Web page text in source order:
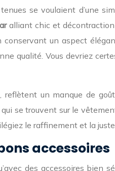
se voulaient d’une
alliant chic et
un aspect
qualité. Vous devriez
reflètent un manque de
se trouvent sur le
le raffinement et la
accessoires
des accessoires bien